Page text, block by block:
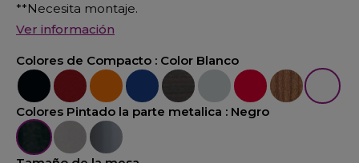
**Necesita montaje.
Ver información
Colores de Compacto : Color Blanco
Color NegroColor Burdeos
Color Naranja
Color AzulColor Wengué
Color GrisColor RojoColor Pino
Color
Colores Pintado la parte metalica : Negro
NegroGris Exposi-Cromo